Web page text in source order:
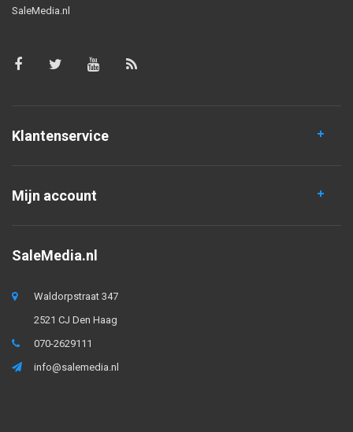
SaleMedia.nl
Klantenservice
Mijn account
SaleMedia.nl
Waldorpstraat 347
2521 CJ Den Haag
070-2629111
info@salemedia.nl